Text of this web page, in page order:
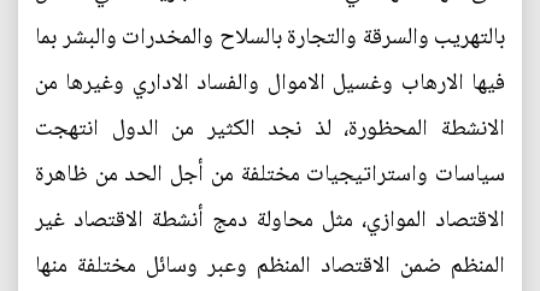
بالتهريب والسرقة والتجارة بالسلاح والمخدرات والبشر بما
فيها الارهاب وغسيل الاموال والفساد الاداري وغيرها من
الانشطة المحظورة، لذ نجد الكثير من الدول انتهجت
سياسات واستراتيجيات مختلفة من أجل الحد من ظاهرة
الاقتصاد الموازي، مثل محاولة دمج أنشطة الاقتصاد غير
المنظم ضمن الاقتصاد المنظم وعبر وسائل مختلفة منها